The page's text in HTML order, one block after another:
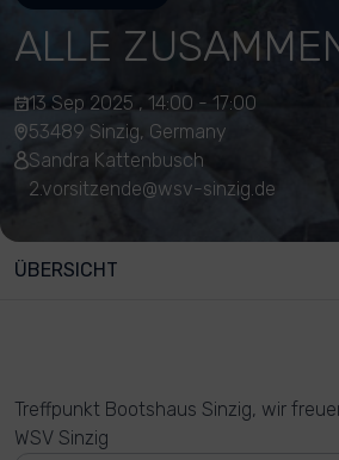
ALLE
13 Sep 2025 , 14:00 - 17:00
53489 Sinzig, Germany
Sandra Kattenbusch
2.vorsitzende@wsv-sinzig.de
ÜBERSICHT
Treffpunkt Bootshaus Sinzig, wir
WSV Sinzig